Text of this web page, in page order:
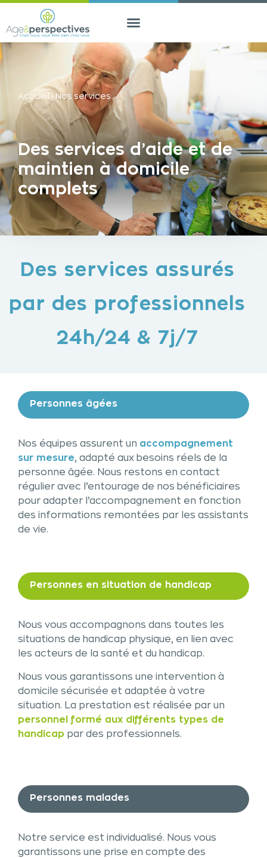
Accueil › Nos services
Des services d’aide et de
maintien à domicile
complets
Des services assurés
par des professionnels
24h/24 & 7j/7
Personnes âgées
Nos équipes assurent un accompagnement
sur mesure, adapté aux besoins réels de la
personne âgée. Nous restons en contact
régulier avec l’entourage de nos bénéficiaires
pour adapter l’accompagnement en fonction
des informations remontées par les assistants
de vie.
Personnes en situation de handicap
Nous vous accompagnons dans toutes les
situations de handicap physique, en lien avec
les acteurs de la santé et du handicap.
Nous vous garantissons une intervention à
domicile sécurisée et adaptée à votre
situation. La prestation est réalisée par un
personnel formé aux différents types de
handicap par des professionnels.
Personnes malades
Notre service est individualisé. Nous vous
garantissons une prise en compte des